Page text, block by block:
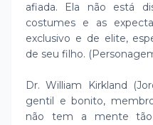
afiada. Ela não está
costumes e as
exclusivo e de elite,
de seu filho.
Dr. William Kirkland
gentil e bonito,
não tem a mente tão